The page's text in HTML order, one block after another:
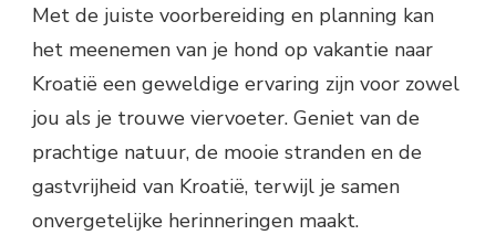
Met de juiste voorbereiding en planning kan
het meenemen van je hond op vakantie naar
Kroatië een geweldige ervaring zijn voor zowel
jou als je trouwe viervoeter. Geniet van de
prachtige natuur, de mooie stranden en de
gastvrijheid van Kroatië, terwijl je samen
onvergetelijke herinneringen maakt.